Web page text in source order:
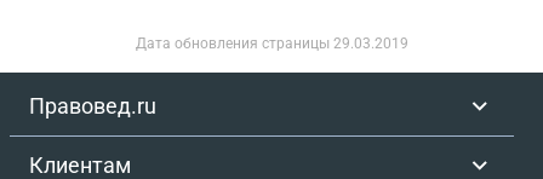
Дата обновления страницы 29.03.2019
Правовед.ru
Клиентам